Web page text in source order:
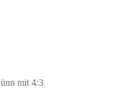
mit 4:3